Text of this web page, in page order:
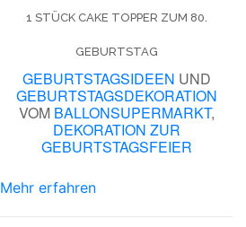
1 STÜCK CAKE TOPPER ZUM 80.
GEBURTSTAG
GEBURTSTAGSIDEEN UND
GEBURTSTAGSDEKORATION
VOM BALLONSUPERMARKT,
DEKORATION ZUR
GEBURTSTAGSFEIER
Mehr erfahren